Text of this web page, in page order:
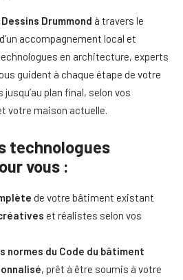
Drummond à travers le
accompagnement local et
en architecture, experts
guident à chaque étape de votre
plan final, selon vos
votre maison actuelle.
technologues
vous :
de votre bâtiment existant
et réalistes selon vos
normes du Code du bâtiment
, prêt à être soumis à votre